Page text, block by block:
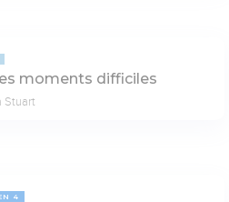
moments difficiles
Stuart
4